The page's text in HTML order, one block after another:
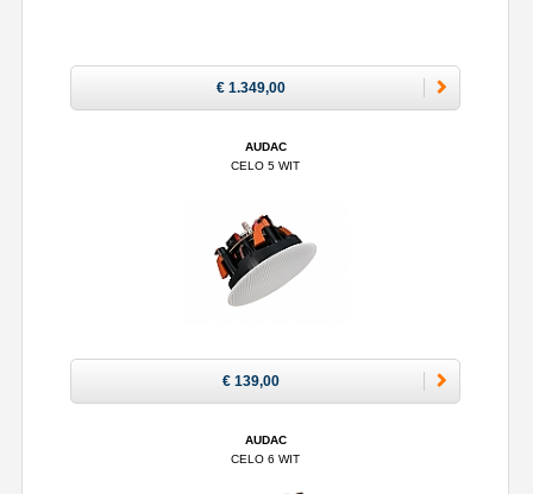
€ 1.349,00
AUDAC
CELO 5 WIT
€ 139,00
AUDAC
CELO 6 WIT